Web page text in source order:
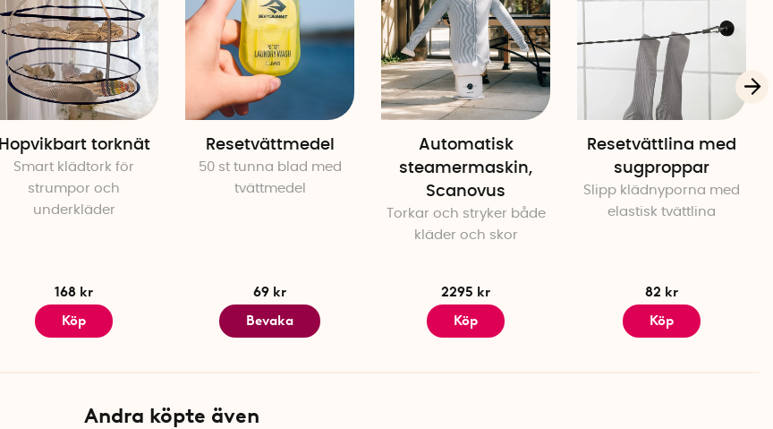
Hopvikbart torknät
Smart klädtork för
strumpor och
underkläder
168 kr
Köp
Resetvättmedel
50 st tunna blad med
tvättmedel
69 kr
Bevaka
Automatisk
steamermaskin,
Scanovus
Torkar och stryker både
kläder och skor
2295 kr
Köp
Resetvättlina med
sugproppar
Slipp klädnyporna med
elastisk tvättlina
82 kr
Köp
Andra köpte även